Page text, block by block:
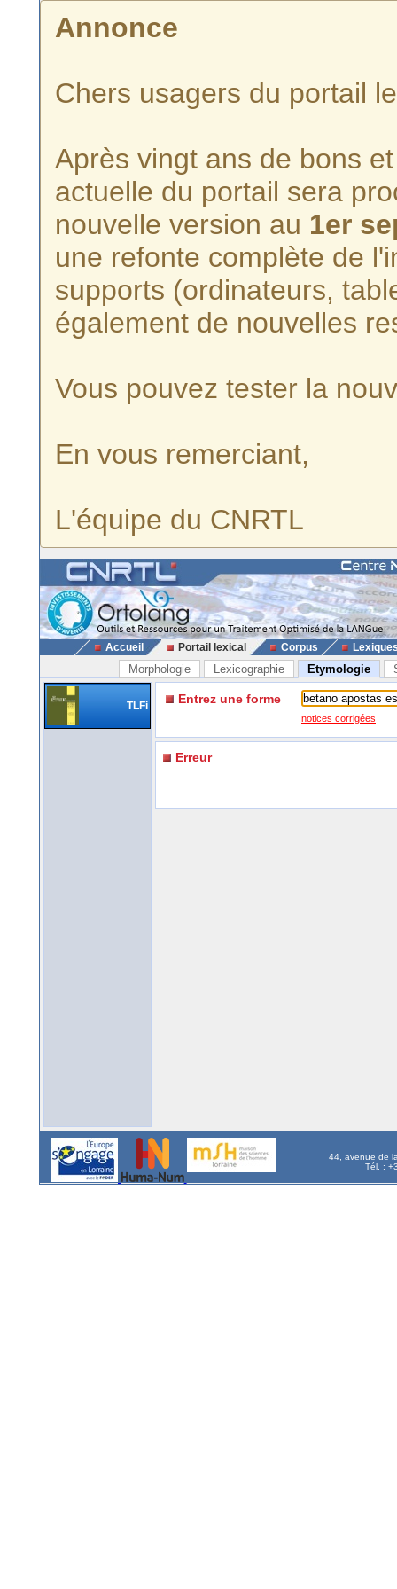
Annonce
Chers usagers du portail
Après vingt ans de bons
actuelle du portail sera
nouvelle version au 1er
une refonte complète de
supports (ordinateurs,
également de nouvelles
Vous pouvez tester la
En vous remerciant,
L'équipe du CNRTL
Accueil Portail lexical Corpus
Morphologie Lexicographie Etymologie
TLFi Entrez une forme
notices corrigées
Erreur
44, avenue de
Tél. :